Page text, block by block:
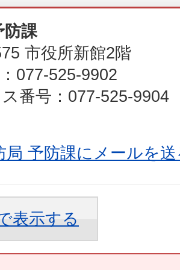
防課
市役所新館2階
077-525-9902
番号：077-525-9904
局 予防課にメールを
表示する